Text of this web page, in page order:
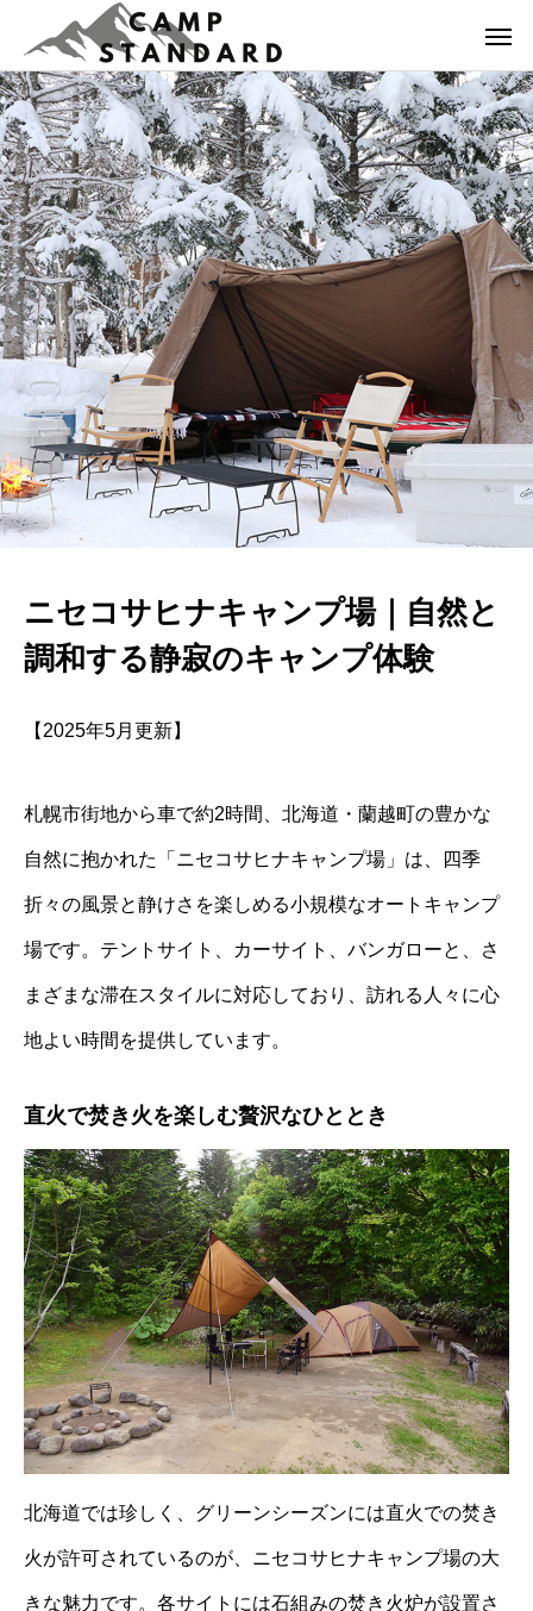
ニセコサヒナキャンプ場｜自然と
調和する静寂のキャンプ体験
【2025年5月更新】
札幌市街地から車で約2時間、北海道・蘭越町の豊かな
自然に抱かれた「ニセコサヒナキャンプ場」は、四季
折々の風景と静けさを楽しめる小規模なオートキャンプ
場です。 テントサイト、カーサイト、バンガローと、さ
まざまな滞在スタイルに対応しており、訪れる人々に心
地よい時間を提供しています。
直火で焚き火を楽しむ贅沢なひととき
北海道では珍しく、グリーンシーズンには直火での焚き
火が許可されているのが、ニセコサヒナキャンプ場の大
きな魅力です。 各サイトには石組みの焚き火炉が設置さ